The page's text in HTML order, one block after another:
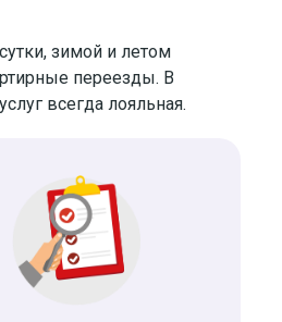
зимой и летом
переезды. В
всегда лояльная.